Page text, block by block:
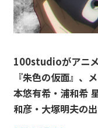
100studioがアニ
『朱色の仮面』、
本悠有希・浦和希
和彦・⼤塚明夫の